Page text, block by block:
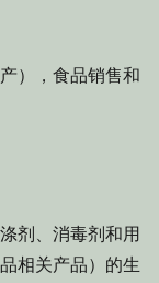
），食品销售和
剂、消毒剂和用
相关产品）的生